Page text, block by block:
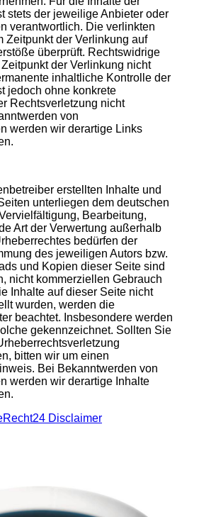
stets der jeweilige Anbieter oder
verantwortlich. Die verlinkten
Zeitpunkt der Verlinkung auf
überprüft. Rechtswidrige
der Verlinkung nicht
inhaltliche Kontrolle der
jedoch ohne konkrete
Rechtsverletzung nicht
von
werden wir derartige Links
erstellten Inhalte und
unterliegen dem deutschen
Bearbeitung,
Art der Verwertung außerhalb
bedürfen der
des jeweiligen Autors bzw.
und Kopien dieser Seite sind
nicht kommerziellen Gebrauch
Inhalte auf dieser Seite nicht
wurden, werden die
beachtet. Insbesondere werden
gekennzeichnet. Sollten Sie
bitten wir um einen
Bei Bekanntwerden von
werden wir derartige Inhalte
Disclaimer